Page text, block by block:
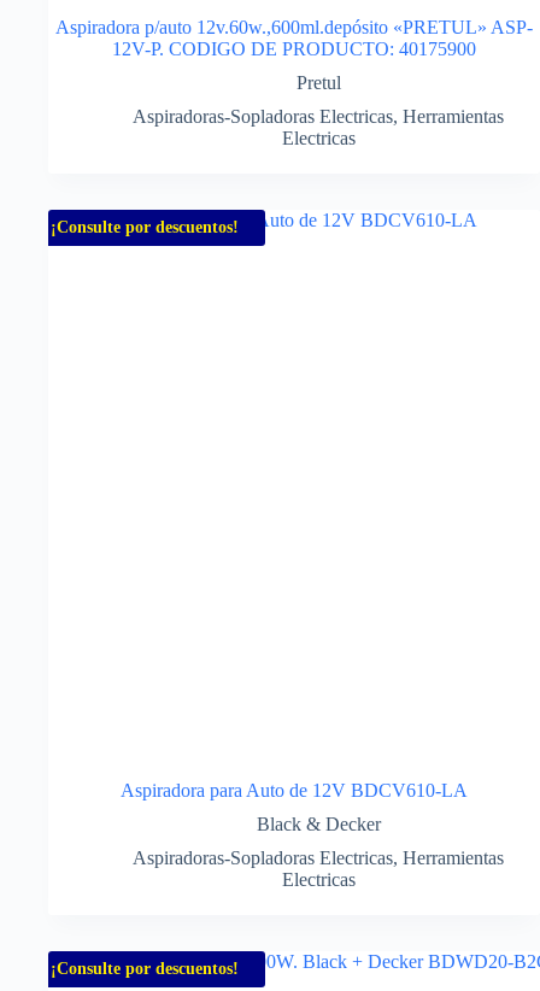
Aspiradora p/auto 12v.60w.,600ml.depósito «PRETUL» ASP-
12V-P. CODIGO DE PRODUCTO: 40175900
Pretul
Aspiradoras-Sopladoras Electricas, Herramientas
Electricas
¡Consulte por descuentos!
Aspiradora para Auto de 12V BDCV610-LA
Black & Decker
Aspiradoras-Sopladoras Electricas, Herramientas
Electricas
¡Consulte por descuentos!